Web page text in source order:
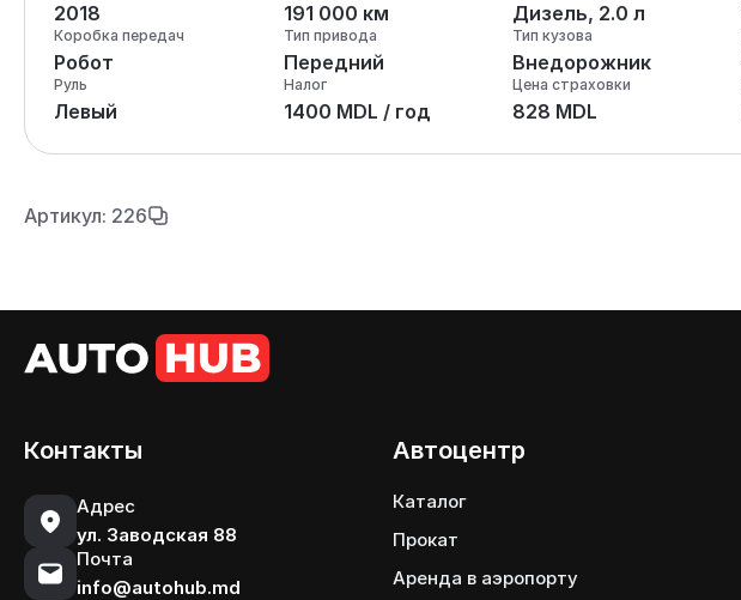
2018 191 000 км Дизель, 2.0 л
Коробка передач
Робот
Тип привода
Передний
Тип кузова
Внедорожник
Руль
Левый
Налог
1400 MDL / год
Цена страховки
828 MDL
Артикул: 226
Контакты
Адрес
ул. Заводская 88
Почта
info@autohub.md
Автоцентр
Каталог
Прокат
Аренда в аэропорту